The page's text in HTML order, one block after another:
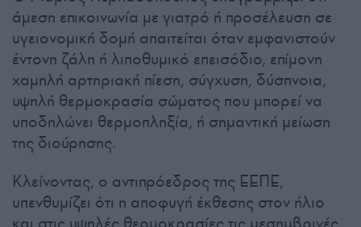
άμεση επικοινωνία με γιατρό ή προσέλευση σε
υγειονομική δομή απαιτείται όταν εμφανιστούν
έντονη ζάλη ή λιποθυμικό επεισόδιο, επίμονη
χαμηλή αρτηριακή πίεση, σύγχυση, δύσπνοια,
υψηλή θερμοκρασία σώματος που μπορεί να
υποδηλώνει θερμοπληξία, ή σημαντική μείωση
της διούρησης.
Κλείνοντας, ο αντιπρόεδρος της ΕΕΠΕ,
υπενθυμίζει ότι η αποφυγή έκθεσης στον ήλιο
και στις υψηλές θερμοκρασίες τις μεσημβρινές